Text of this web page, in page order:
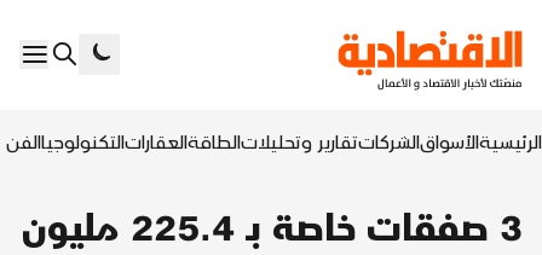
الشركاتتقارير وتحليلاتالطاقةالعقاراتالتكنولوجياالفن السابع
3 صفقات خاصة بـ 225.4 مليون